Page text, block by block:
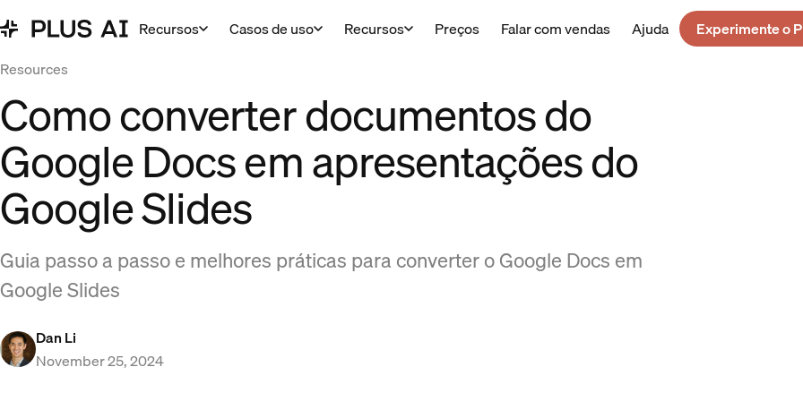
Recursos Casos de uso Recursos Preços Falar com vendas Ajuda
Experimente o
Resources
Como converter documentos do
Google Docs em apresentações do
Google Slides
Guia passo a passo e melhores práticas para converter o Google Docs em
Google Slides
Dan Li
November 25, 2024